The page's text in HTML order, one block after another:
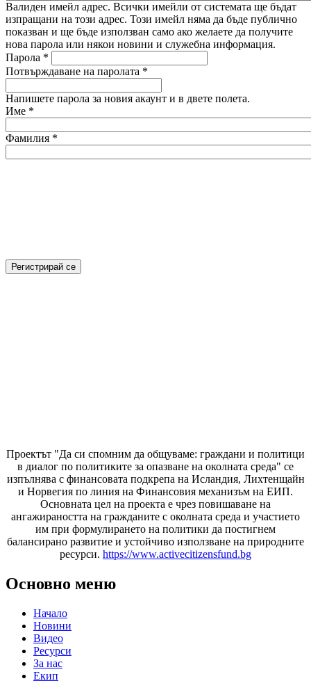
Валиден имейл адрес. Всички имейли от системата ще бъдат
изпращани на този адрес. Този имейл няма да бъде публично
показван и ще бъде използван само ако желаете да получите
нова парола или някои новини и служебна информация.
Парола *
Потвърждаване на паролата *
Напишете парола за новия акаунт и в двете полета.
Име *
Фамилия *
Проектът "Да си спомним да общуваме: граждани и политици
в диалог по политиките за опазване на околната среда" се
изпълнява с финансовата подкрепа на Исландия, Лихтенщайн
и Норвегия по линия на Финансовия механизъм на ЕИП.
Основната цел на проекта е чрез повишаване на
ангажираността на гражданите с околната среда и участието
им при формулирането на политики да постигнем
балансирано развитие и устойчиво използване на природните
ресурси. https://www.activecitizensfund.bg
Основно меню
Начало
Новини
Видео
Ресурси
За нас
Екип